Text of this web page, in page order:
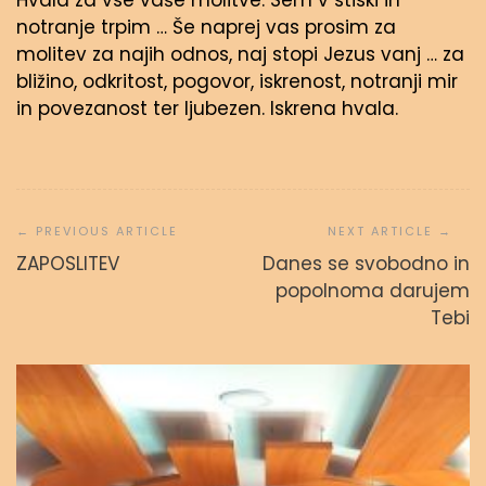
notranje trpim … Še naprej vas prosim za
molitev za najih odnos, naj stopi Jezus vanj … za
bližino, odkritost, pogovor, iskrenost, notranji mir
in povezanost ter ljubezen. Iskrena hvala.
prispevka
ZAPOSLITEV
Danes se svobodno in
popolnoma darujem
Tebi